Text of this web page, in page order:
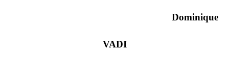
Dominique
VADI